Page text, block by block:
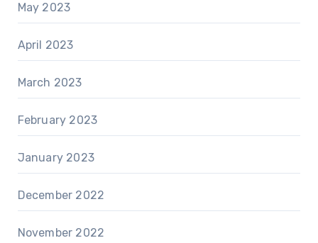
May 2023
April 2023
March 2023
February 2023
January 2023
December 2022
November 2022